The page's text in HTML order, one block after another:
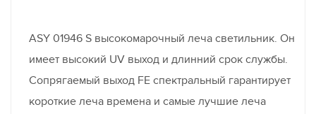
ASY 01946 S высокомарочный леча светильник. Он
имеет высокий UV выход и длинний срок службы.
Сопрягаемый выход FE спектральный гарантирует
короткие леча времена и самые лучшие леча